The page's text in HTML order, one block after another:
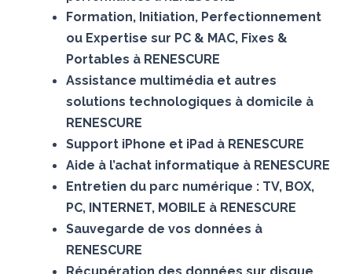
Formation, Initiation, Perfectionnement
ou Expertise sur PC & MAC, Fixes &
Portables à RENESCURE
Assistance multimédia et autres
solutions technologiques à domicile à
RENESCURE
Support iPhone et iPad à RENESCURE
Aide à l’achat informatique à RENESCURE
Entretien du parc numérique : TV, BOX,
PC, INTERNET, MOBILE à RENESCURE
Sauvegarde de vos données à
RENESCURE
Récupération des données sur disque